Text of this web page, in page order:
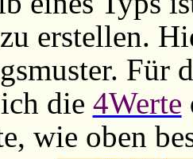
zu erstellen.
Für
die 4Werte
wie oben